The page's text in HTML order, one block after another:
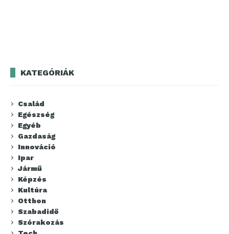
KATEGÓRIÁK
Család
Egészség
Egyéb
Gazdaság
Innováció
Ipar
Jármű
Képzés
Kultúra
Otthon
Szabadidő
Szórakozás